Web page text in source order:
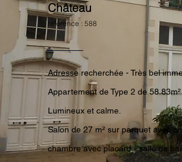
Château
référence : 588
Adresse recherchée - Très bel
Appartement de Type 2 de
Lumineux et calme.
Salon de 27 m² sur parquet avec
chambre avec placard - salle de